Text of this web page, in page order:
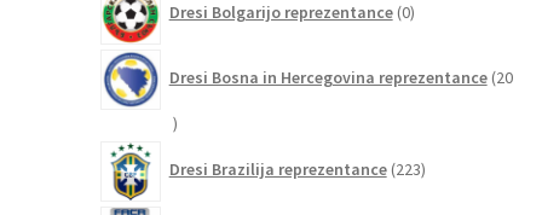
Dresi Bolgarijo reprezentance 0izdelkov
Dresi Bosna in Hercegovina reprezentance 20
20
Dresi Brazilija reprezentance 223izdelkov